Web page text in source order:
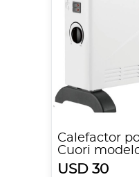
Calefactor
Cuori
USD 30